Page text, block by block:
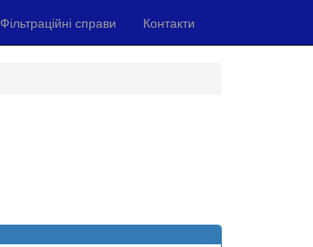
Фільтраційні справи Контакти